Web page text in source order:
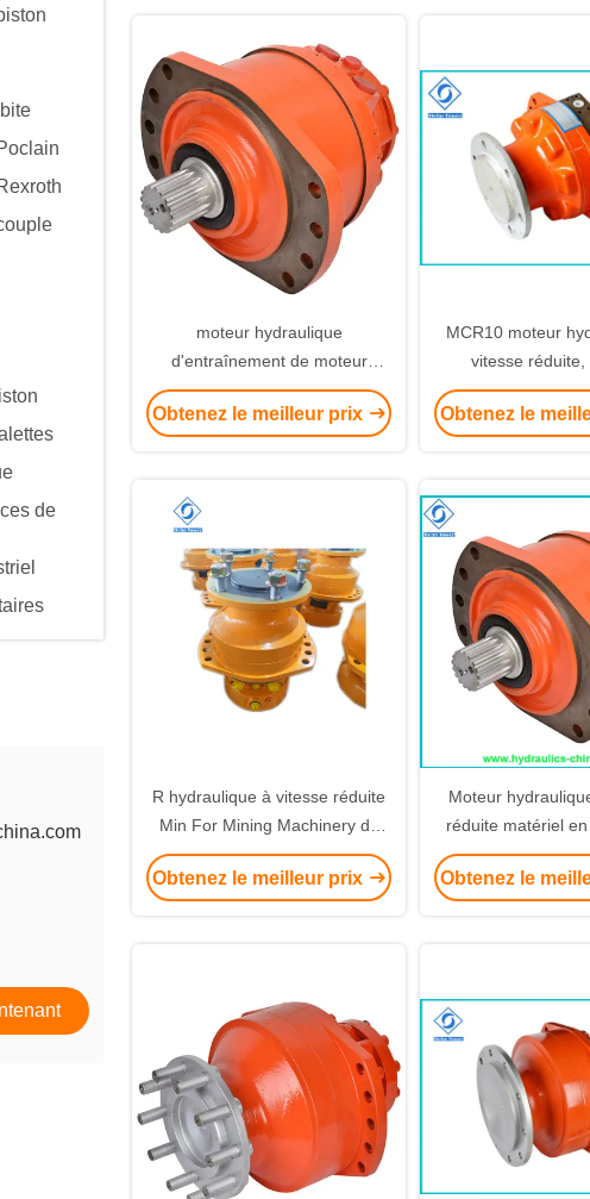
de
moteur hydraulique
d'entraînement de moteur
hydraulique à vitesse réduite
évalué de la pression 25Mpa
Obtenez le meilleur prix
MCR10 moteur
vitesse réduite,
hydraulique radial
de
Obtenez le
R hydraulique à vitesse réduite
Min For Mining Machinery du
moteur de couple élevé 100 -
200
Obtenez le meilleur prix
Moteur
réduite matériel en
moteur de
vitesse
Obtenez le